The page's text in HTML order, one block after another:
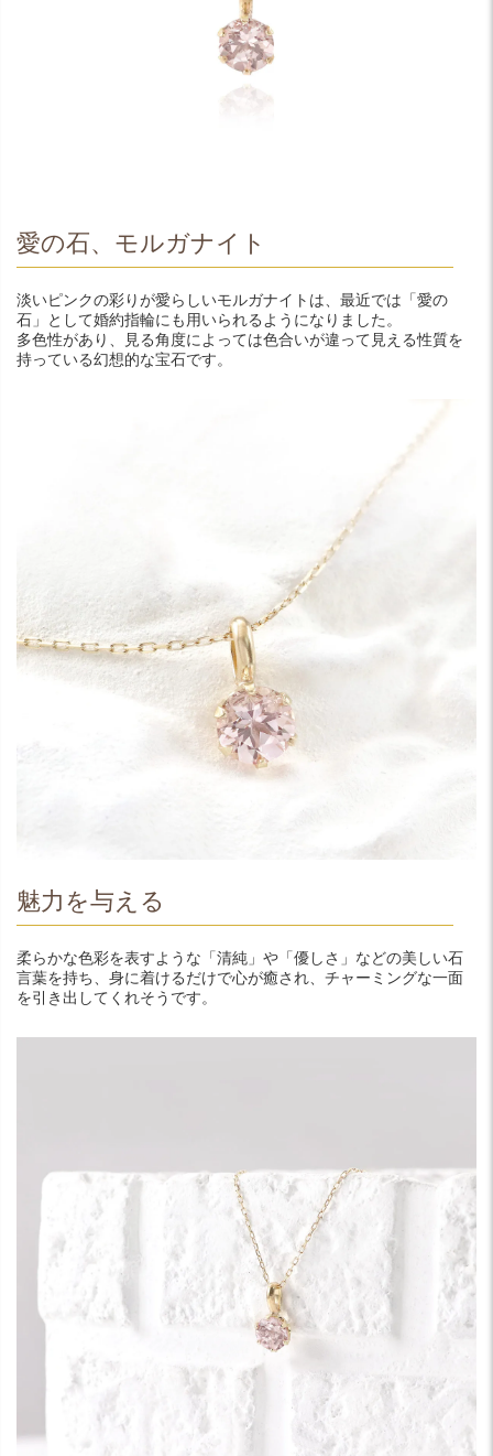
愛の石、モルガナイト
淡いピンクの彩りが愛らしいモルガナイトは、最近では「愛の
石」として婚約指輪にも用いられるようになりました。
多色性があり、見る角度によっては色合いが違って見える性質を
持っている幻想的な宝石です。
魅力を与える
柔らかな色彩を表すような「清純」や「優しさ」などの美しい石
言葉を持ち、身に着けるだけで心が癒され、チャーミングな一面
を引き出してくれそうです。